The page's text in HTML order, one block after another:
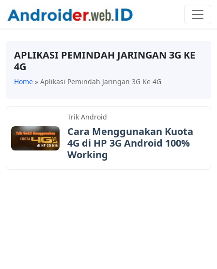
APLIKASI PEMINDAH JARINGAN 3G KE
4G
Home » Aplikasi Pemindah Jaringan 3G Ke 4G
Trik Android
Cara Menggunakan Kuota
4G di HP 3G Android 100%
Working